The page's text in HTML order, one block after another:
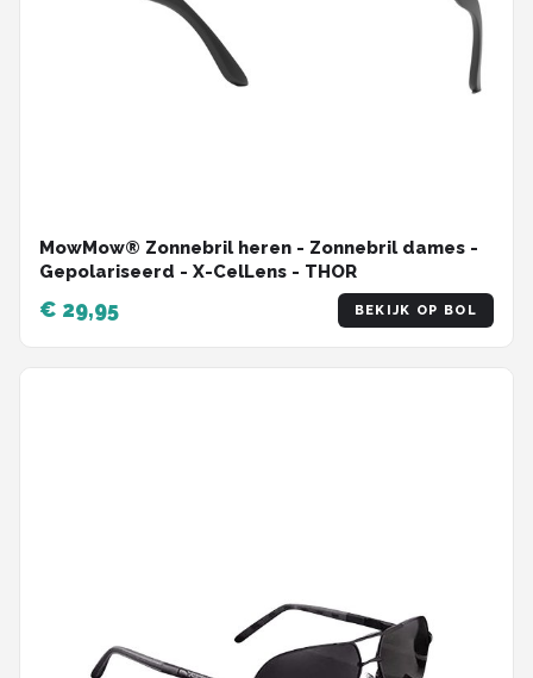
MowMow® Zonnebril heren - Zonnebril dames -
Gepolariseerd - X-CelLens - THOR
€ 29,95 BEKIJK OP BOL